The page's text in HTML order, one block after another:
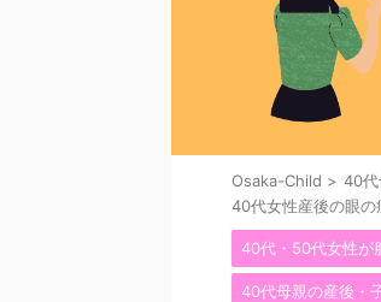
Osaka-Child > 40代
40代女性産後の眼の
40代・50代女性が
40代母親の産後・